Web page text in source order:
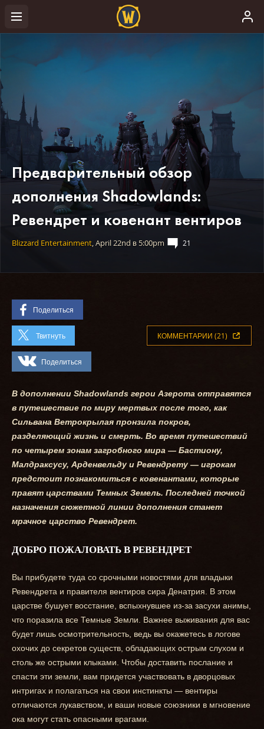
Предварительный обзор
дополнения Shadowlands:
Ревендрет и ковенант вентиров
Blizzard Entertainment,April 22nd в 5:00pm 21
Поделиться
Твитнуть
Поделиться
КОММЕНТАРИИ (21)
В дополнении Shadowlands герои Азерота отправятся
в путешествие по миру мертвых после того, как
Сильвана Ветрокрылая пронзила покров,
разделяющий жизнь и смерть. Во время путешествий
по четырем зонам загробного мира — Бастиону,
Малдраксусу, Арденвельду и Ревендрету — игрокам
предстоит познакомиться с ковенантами, которые
правят царствами Темных Земель. Последней точкой
назначения сюжетной линии дополнения станет
мрачное царство Ревендрет.
ДОБРО ПОЖАЛОВАТЬ В РЕВЕНДРЕТ
Вы прибудете туда со срочными новостями для владыки
Ревендрета и правителя вентиров сира Денатрия. В этом
царстве бушует восстание, вспыхнувшее из-за засухи анимы,
что поразила все Темные Земли. Важнее выживания для вас
будет лишь осмотрительность, ведь вы окажетесь в логове
охочих до секретов существ, обладающих острым слухом и
столь же острыми клыками. Чтобы доставить послание и
спасти эти земли, вам придется участвовать в дворцовых
интригах и полагаться на свои инстинкты — вентиры
отличаются лукавством, и ваши новые союзники в мгновение
ока могут стать опасными врагами.